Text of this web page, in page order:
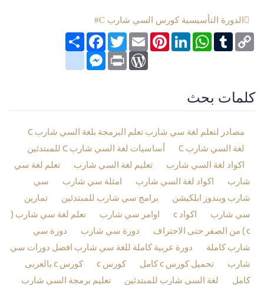
الدورة التأسيسية كورس السي شارب C#
انشر
FacebookTwitterEmail
PinterestLinkedIn
WhatsAppTumblr Copy
Link
google_bookmarksMessenger Print
WordPress
كلمات بحث
مصادر لتعلم لغة سي شارب تعلم البرمجة بلغة السي شارب C
لغة السي شارب C
أساسيات لغة السي شارب C للمبتدئين
اكواد لغة السي شارب
تعليم لغة السي شارب
تعلم لغة سي
شارب
اكواد لغة السي شارب امثلة سي شارب
سي
شارب ويندوز ابلكيشن
برامج سي شارب للمبتدئين
تمارين
سي شارب
اكواد c اوامر سي شارب
تعلم لغة سي شارب (
c ) من الصفر حتى الاحتراف
دورة سي شارب
دورة سي
شارب كاملة
دورة عربية كاملة للغة سي شارب افضل دورات سي
شارب
تحميل كورس c كامل كورس c
كورس c بالعربى
كامل
لغة السي شارب للمبتدئين
تعليم برمجة السي شارب